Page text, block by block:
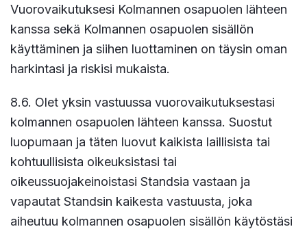
Vuorovaikutuksesi Kolmannen osapuolen lähteen
kanssa sekä Kolmannen osapuolen sisällön
käyttäminen ja siihen luottaminen on täysin oman
harkintasi ja riskisi mukaista.
8.6. Olet yksin vastuussa vuorovaikutuksestasi
kolmannen osapuolen lähteen kanssa. Suostut
luopumaan ja täten luovut kaikista laillisista tai
kohtuullisista oikeuksistasi tai
oikeussuojakeinoistasi Standsia vastaan ja
vapautat Standsin kaikesta vastuusta, joka
aiheutuu kolmannen osapuolen sisällön käytöstäsi